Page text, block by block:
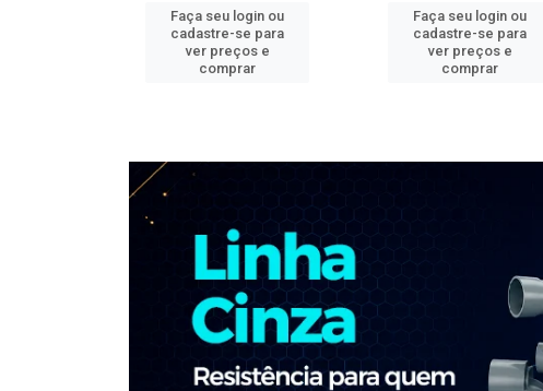
Faça seu login ou
cadastre-se para
ver preços e
comprar
Faça seu login ou
cadastre-se para
ver preços e
comprar